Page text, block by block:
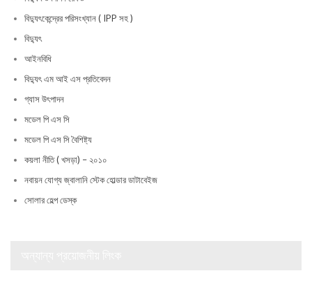
বিদ্যুৎকেন্দ্রের পরিসংখ্যান ( IPP সহ )
বিদ্যুৎ
আইনবিধি
বিদ্যুৎ এম আই এস প্রতিবেদন
গ্যাস উৎপাদন
মডেল পি এস সি
মডেল পি এস সি বৈশিষ্ট্য
কয়লা নীতি ( খসড়া) – ২০১০
নবায়ন যোগ্য জ্বালানি স্টেক হোল্ডার ডাটাবেইজ
সোলার হেল্প ডেস্ক